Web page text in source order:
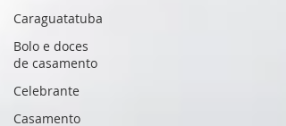
Caraguatatuba
Bolo e doces
de casamento
Celebrante
Casamento